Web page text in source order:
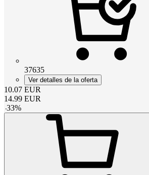
37635
Ver detalles de la oferta
10.07 EUR
14.99 EUR
-33%